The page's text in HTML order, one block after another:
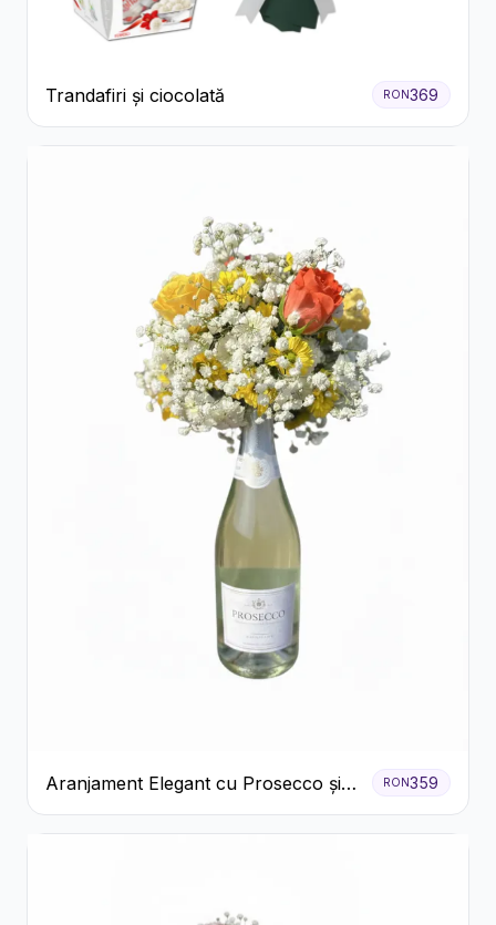
Trandafiri și ciocolată RON369
Aranjament Elegant cu Prosecco și
Flori Galbene.
RON359